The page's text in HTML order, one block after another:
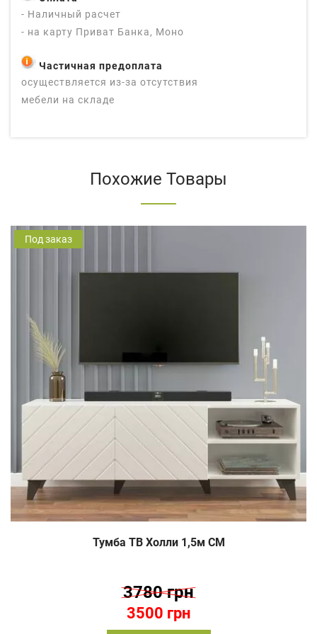
- Наличный расчет
- на карту Приват Банка, Моно
Частичная предоплата
осуществляется из-за отсутствия
мебели на складе
Похожие Товары
Под заказ
Тумба ТВ Холли 1,5м СМ
3500 грн
3780 грн